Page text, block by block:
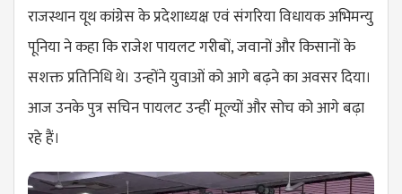
राजस्थान यूथ कांग्रेस के प्रदेशाध्यक्ष एवं संगरिया विधायक अभिमन्यु
पूनिया ने कहा कि राजेश पायलट गरीबों, जवानों और किसानों के
सशक्त प्रतिनिधि थे। उन्होंने युवाओं को आगे बढ़ने का अवसर दिया।
आज उनके पुत्र सचिन पायलट उन्हीं मूल्यों और सोच को आगे बढ़ा
रहे हैं।